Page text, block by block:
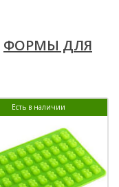
ФОРМЫ ДЛЯ
Есть в наличии